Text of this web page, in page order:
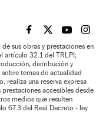
EL PAÍS BRASIL EN
EL PAÍSEL PAÍS
EL
sus obras y prestaciones en
artículo 32.1 del TRLPI;
distribución y
temas de actualidad
realiza una reserva expresa
accesibles desde
medios que resulten
67.3 del Real Decreto - ley